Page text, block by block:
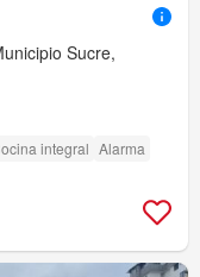
Sucre,
integral Alarma